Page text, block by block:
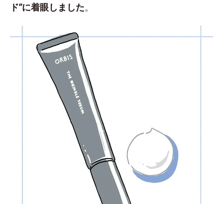
ド”に着眼しました。